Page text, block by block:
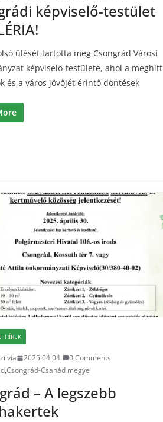
képviselő-testület
ülését tartotta meg Csongrád Városi
képviselő-testülete, ahol a meghitt
és a város jövőjét érintő döntések
HÍREK
2025.04.04.
0 Comments
,Csongrád-Csanád megye
– A legszebb